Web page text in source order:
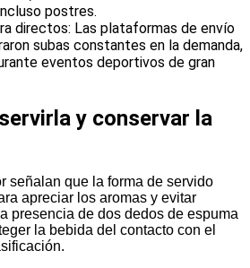
postres.
directos: Las plataformas de envío
subas constantes en la demanda,
eventos deportivos de gran
y conservar la
señalan que la forma de servido
apreciar los aromas y evitar
presencia de dos dedos de espuma
la bebida del contacto con el